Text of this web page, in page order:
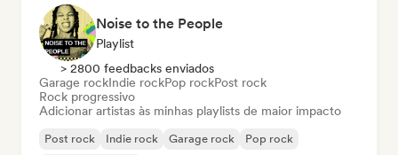
Noise to the People
Playlist
> 2800 feedbacks enviados
Garage rockIndie rockPop rockPost rock
Rock progressivo
Adicionar artistas às minhas playlists de maior impacto
Post rock Indie rock Garage rock
Pop rock